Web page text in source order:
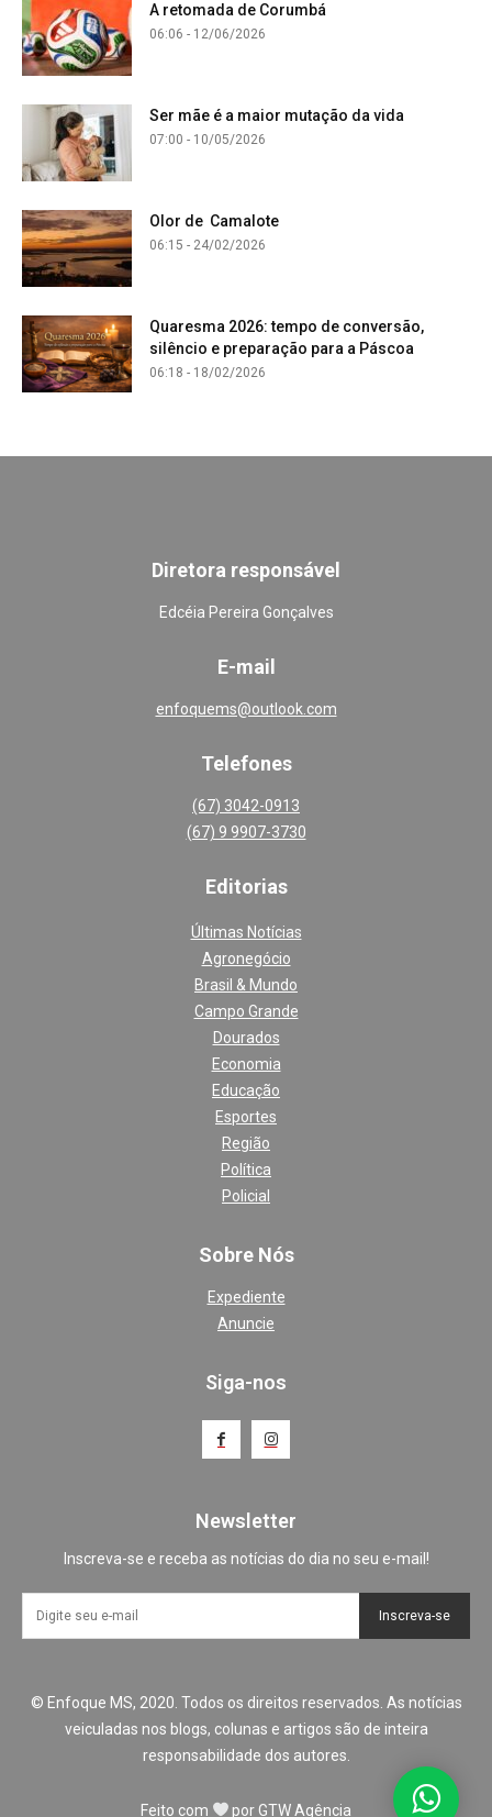
A retomada de Corumbá
06:06 - 12/06/2026
Ser mãe é a maior mutação da vida
07:00 - 10/05/2026
Olor de Camalote
06:15 - 24/02/2026
Quaresma 2026: tempo de conversão,
silêncio e preparação para a Páscoa
06:18 - 18/02/2026
Diretora responsável
Edcéia Pereira Gonçalves
E-mail
enfoquems@outlook.com
Telefones
(67) 3042-0913
(67) 9 9907-3730
Editorias
Últimas Notícias
Agronegócio
Brasil & Mundo
Campo Grande
Dourados
Economia
Educação
Esportes
Região
Política
Policial
Sobre Nós
Expediente
Anuncie
Siga-nos
Newsletter
Inscreva-se e receba as notícias do dia no seu e-mail!
Inscreva-se
© Enfoque MS, 2020. Todos os direitos reservados. As notícias
veiculadas nos blogs, colunas e artigos são de inteira
responsabilidade dos autores.
Feito com porGTW Agência